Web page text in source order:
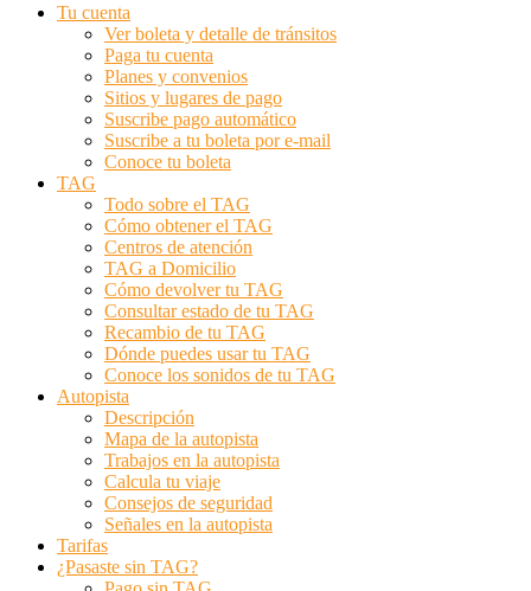
Tu cuenta
Ver boleta y detalle de tránsitos
Paga tu cuenta
Planes y convenios
Sitios y lugares de pago
Suscribe pago automático
Suscribe a tu boleta por e-mail
Conoce tu boleta
TAG
Todo sobre el TAG
Cómo obtener el TAG
Centros de atención
TAG a Domicilio
Cómo devolver tu TAG
Consultar estado de tu TAG
Recambio de tu TAG
Dónde puedes usar tu TAG
Conoce los sonidos de tu TAG
Autopista
Descripción
Mapa de la autopista
Trabajos en la autopista
Calcula tu viaje
Consejos de seguridad
Señales en la autopista
Tarifas
¿Pasaste sin TAG?